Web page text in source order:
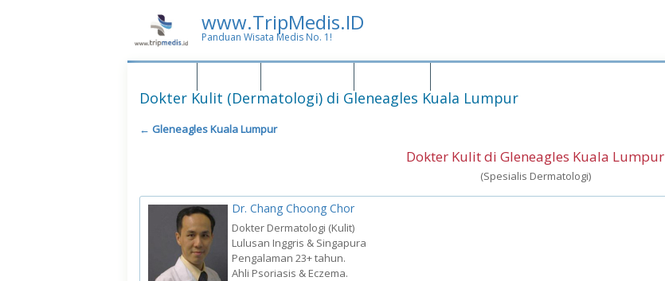
www.TripMedis.ID
Panduan Wisata Medis No. 1!
Dokter Kulit (Dermatologi) di Gleneagles Kuala Lumpur
← Gleneagles Kuala Lumpur
Dokter Kulit di Gleneagles Kuala Lumpur
(Spesialis Dermatologi)
Dr. Chang Choong Chor
Dokter Dermatologi (Kulit)
Lulusan Inggris & Singapura
Pengalaman 23+ tahun.
Ahli Psoriasis & Eczema.